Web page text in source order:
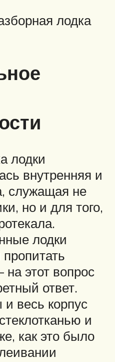
лодка
лодки
внутренняя и
служащая не
но и для того,
лодки
этот вопрос
ответ.
весь корпус
и
как это было